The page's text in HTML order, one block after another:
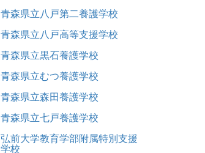
青森県立八戸第二養護学校
青森県立八戸高等支援学校
青森県立黒石養護学校
青森県立むつ養護学校
青森県立森田養護学校
青森県立七戸養護学校
弘前大学教育学部附属特別支援
学校